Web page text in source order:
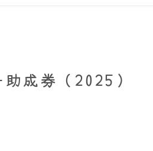
成券（2025）